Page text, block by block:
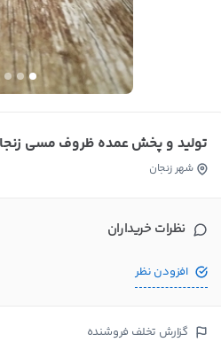
تولید و پخش عمده ظروف مسی
شهر زنجان
نظرات خریداران
افزودن نظر
گزارش تخلف فروشنده